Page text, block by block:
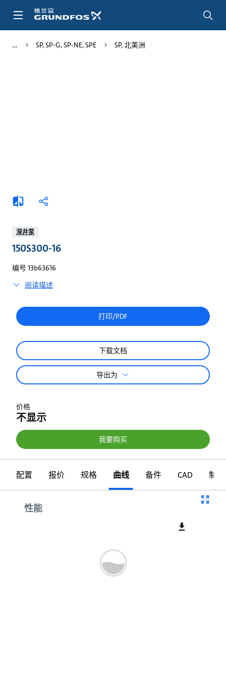
SP, SP-G, SP-NE, SPE SP, 北美洲
添
加
较
分
深井泵
150S300-16
编号 13b63616
阅读描述
打印/PDF
下载文档
导出为
价格
不显示
我要购买
配置 报价 规格 曲线 备件 CAD 制图
性能